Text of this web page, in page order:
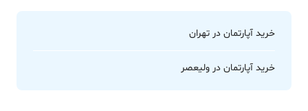
خرید آپارتمان در تهران
خرید آپارتمان در ولیعصر